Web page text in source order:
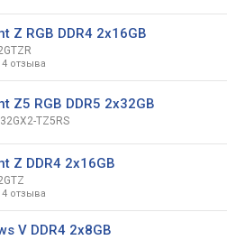
Z RGB DDR4 2x16GB
4 отзыва
Z5 RGB DDR5 2x32GB
TZ5RS
Z DDR4 2x16GB
4 отзыва
V DDR4 2x8GB